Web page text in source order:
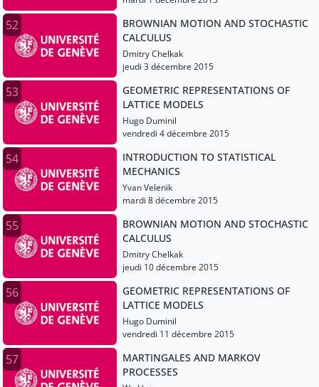
52
BROWNIAN MOTION AND STOCHASTIC
CALCULUS
Dmitry Chelkak
jeudi 3 décembre 2015
53
GEOMETRIC REPRESENTATIONS OF
LATTICE MODELS
Hugo Duminil
vendredi 4 décembre 2015
54
INTRODUCTION TO STATISTICAL
MECHANICS
Yvan Velenik
mardi 8 décembre 2015
55
BROWNIAN MOTION AND STOCHASTIC
CALCULUS
Dmitry Chelkak
jeudi 10 décembre 2015
56
GEOMETRIC REPRESENTATIONS OF
LATTICE MODELS
Hugo Duminil
vendredi 11 décembre 2015
57
MARTINGALES AND MARKOV
PROCESSES